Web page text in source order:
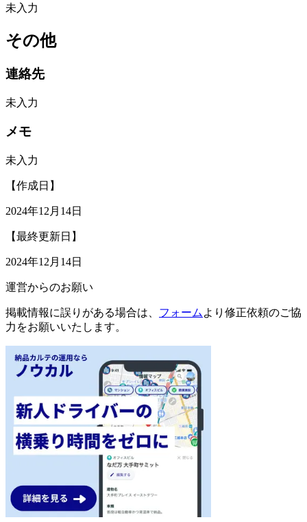
未入力
その他
連絡先
未入力
メモ
未入力
【作成日】
2024年12月14日
【最終更新日】
2024年12月14日
運営からのお願い
掲載情報に誤りがある場合は、 フォーム より修正依頼のご協
力をお願いいたします。